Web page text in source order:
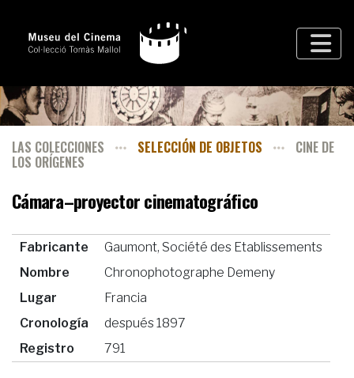
LAS COLECCIONES SELECCIÓN DE OBJETOS CINE DE
LOS ORÍGENES
Cámara–proyector cinematográfico
Fabricante
Gaumont, Société des Etablissements
Nombre
Chronophotographe Demeny
Lugar
Francia
Cronología
después 1897
Registro
791